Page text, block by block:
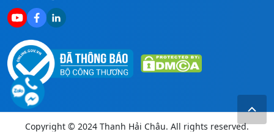
Copyright © 2024 Thanh Hải Châu. All rights reserved.